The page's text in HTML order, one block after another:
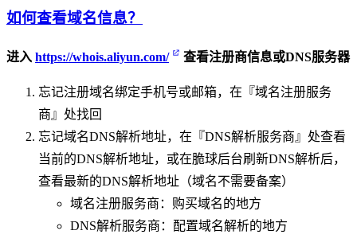
如何查看域名信息？
进入 https://whois.aliyun.com/ 查看注册商信息或DNS服务器
忘记注册域名绑定手机号或邮箱，在『域名注册服务
商』处找回
忘记域名DNS解析地址，在『DNS解析服务商』处查看
当前的DNS解析地址，或在脆球后台刷新DNS解析后，
查看最新的DNS解析地址（域名不需要备案）
域名注册服务商：购买域名的地方
DNS解析服务商：配置域名解析的地方